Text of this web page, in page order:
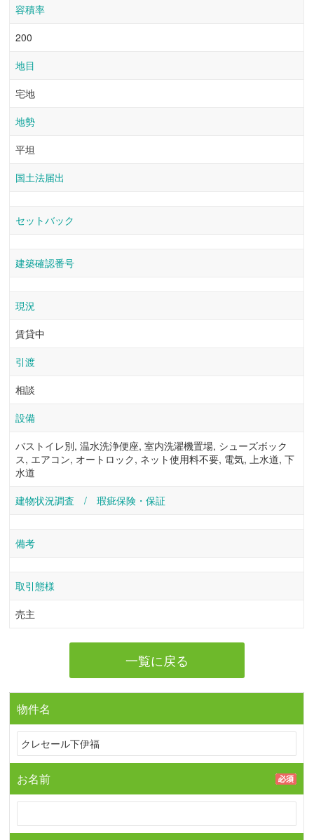
容積率
200
地目
宅地
地勢
平坦
国土法届出
セットバック
建築確認番号
現況
賃貸中
引渡
相談
設備
バストイレ別, 温水洗浄便座, 室内洗濯機置場, シューズボック
ス, エアコン, オートロック, ネット使用料不要, 電気, 上水道, 下
水道
建物状況調査 / 瑕疵保険・保証
備考
取引態様
売主
一覧に戻る
物件名
お名前